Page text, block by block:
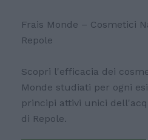
Frais Monde – Cosmetici
Repole
Scopri l'efficacia dei
Monde studiati per ogni
principi attivi unici
di Repole.